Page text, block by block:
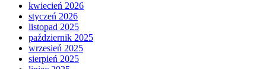
kwiecień 2026
styczeń 2026
listopad 2025
październik 2025
wrzesień 2025
sierpień 2025